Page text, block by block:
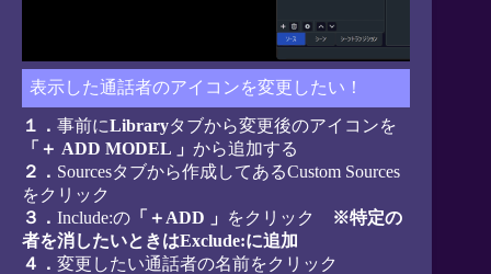
表示した通話者のアイコンを変更したい！
１． 事前にLibraryタブから変更後のアイコンを
「＋ ADD MODEL 」 から追加する
２． Sourcesタブから作成してあるCustom Sources
をクリック
３． Include:の 「＋ADD 」 をクリック
※特定の
者を消したいときはExclude:に追加
４． 変更したい通話者の名前をクリック